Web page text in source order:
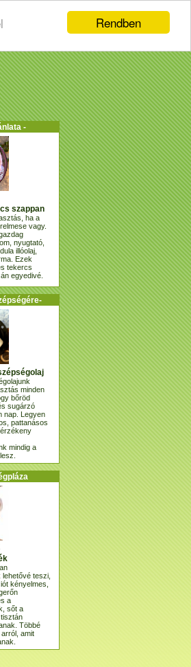
Rendben
-
szappan
ha a
vagy.
nyugtató,
illóolaj,
Ezek
tekercs
egyedivé.
minden
bőröd
sugárzó
nap. Legyen
pattanásos
mindig a
-
teszi,
kényelmes,
a
sőt a
Többé
amit